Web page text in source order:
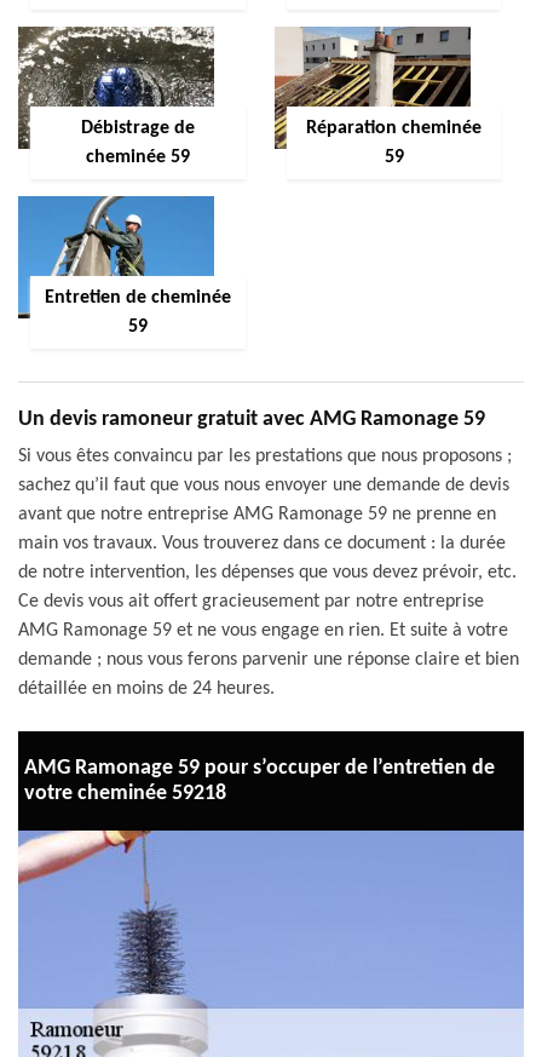
Débistrage de
cheminée 59
Réparation cheminée
59
Entretien de cheminée
59
Un devis ramoneur gratuit avec AMG Ramonage 59
Si vous êtes convaincu par les prestations que nous proposons ;
sachez qu’il faut que vous nous envoyer une demande de devis
avant que notre entreprise AMG Ramonage 59 ne prenne en
main vos travaux. Vous trouverez dans ce document : la durée
de notre intervention, les dépenses que vous devez prévoir, etc.
Ce devis vous ait offert gracieusement par notre entreprise
AMG Ramonage 59 et ne vous engage en rien. Et suite à votre
demande ; nous vous ferons parvenir une réponse claire et bien
détaillée en moins de 24 heures.
AMG Ramonage 59 pour s’occuper de l’entretien de
votre cheminée 59218